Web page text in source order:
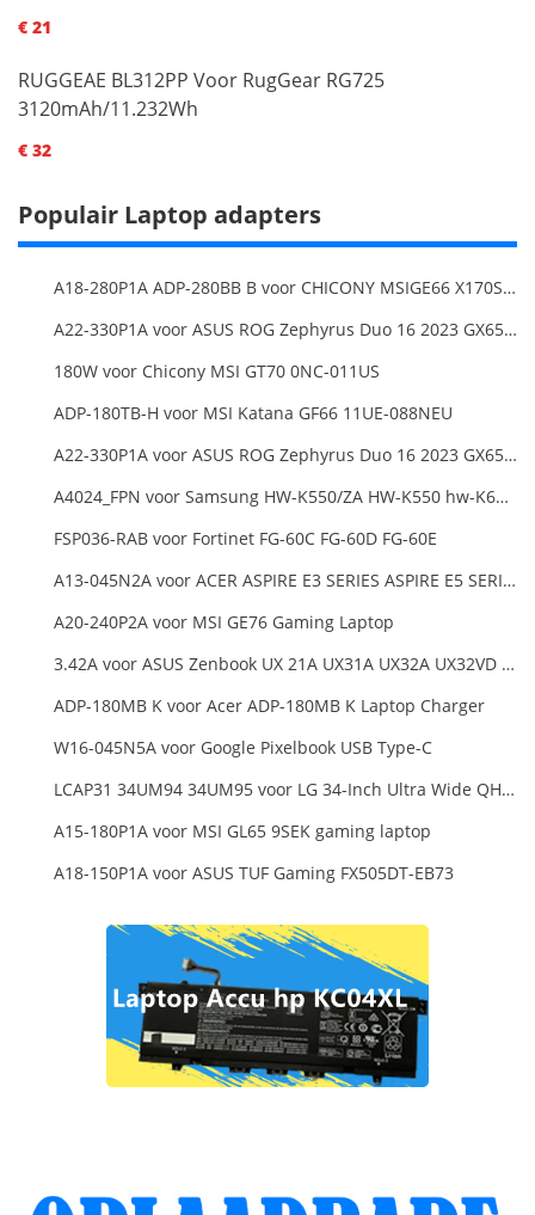
€ 21
RUGGEAE BL312PP Voor RugGear RG725
3120mAh/11.232Wh
€ 32
Populair Laptop adapters
A18-280P1A ADP-280BB B voor CHICONY MSIGE66 X170SMG, MSI GE66 GE76
A22-330P1A voor ASUS ROG Zephyrus Duo 16 2023 GX650PY
180W voor Chicony MSI GT70 0NC-011US
ADP-180TB-H voor MSI Katana GF66 11UE-088NEU
A22-330P1A voor ASUS ROG Zephyrus Duo 16 2023 GX650PY
A4024_FPN voor Samsung HW-K550/ZA HW-K550 hw-K650 Soundbar
FSP036-RAB voor Fortinet FG-60C FG-60D FG-60E
A13-045N2A voor ACER ASPIRE E3 SERIES ASPIRE E5 SERIES ASPIRE ES1 SERIES
A20-240P2A voor MSI GE76 Gaming Laptop
3.42A voor ASUS Zenbook UX 21A UX31A UX32A UX32VD Series Ultrabook Models
ADP-180MB K voor Acer ADP-180MB K Laptop Charger
W16-045N5A voor Google Pixelbook USB Type-C
LCAP31 34UM94 34UM95 voor LG 34-Inch Ultra Wide QHD Monitor LED
A15-180P1A voor MSI GL65 9SEK gaming laptop
A18-150P1A voor ASUS TUF Gaming FX505DT-EB73